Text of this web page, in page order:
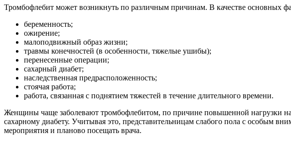
Тромбофлебит может возникнуть по различным причинам. В качестве основных
беременность;
ожирение;
малоподвижный образ жизни;
травмы конечностей (в особенности, тяжелые ушибы);
перенесенные операции;
сахарный диабет;
наследственная предрасположенность;
стоячая работа;
работа, связанная с поднятием тяжестей в течение длительного времени.
Женщины чаще заболевают тромбофлебитом, по причине повышенной нагрузки
сахарному диабету. Учитывая это, представительницам слабого пола с особым
мероприятия и планово посещать врача.